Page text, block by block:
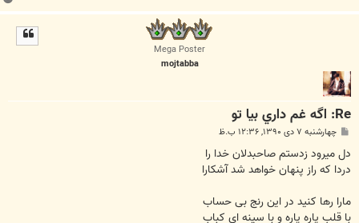
ا
Mega Poster
mojtabba
Re: اگه غم داري بيا تو
پ
ت
چهارشنبه ۷ دی ۱۳۹۰, ۱۲:۳۶ ب.ظ
دل میرود زدستم صاحبدلان خدا را
دردا که راز پنهان خواهد شد آشکارا
مارا رها کنید در این رنج بی حساب
با قلب پاره پاره و با سینه ای کباب